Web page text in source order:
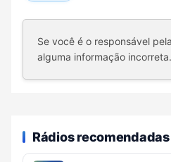
Se você é o responsável
alguma informação incorreta.
Rádios recomendadas